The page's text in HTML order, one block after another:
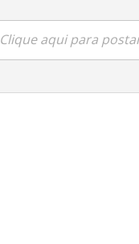
Clique aqui para